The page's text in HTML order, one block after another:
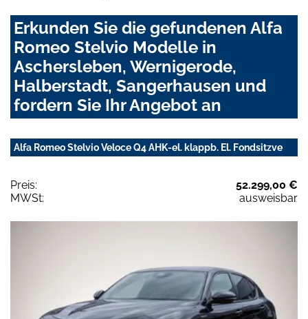
Erkunden Sie die gefundenen Alfa
Romeo Stelvio Modelle in
Aschersleben, Wernigerode,
Halberstadt, Sangerhausen und
fordern Sie Ihr Angebot an
Alfa Romeo Stelvio Veloce Q4 AHK-el. klappb. El. Fondsitzve
Preis:
52.299,00 €
MWSt:
ausweisbar